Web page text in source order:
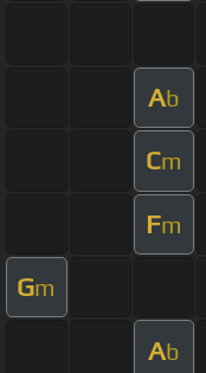
Ab
Cm
Fm
Gm
Ab